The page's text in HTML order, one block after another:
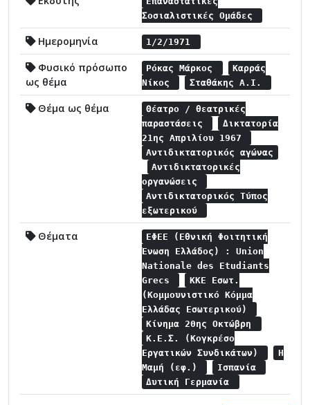
Σοσιαλιστικές Ομάδες
Ημερομηνία 1/2/1971
Φυσικό πρόσωπο
ως θέμα
Ρόκας Μάρκος
Καρράς
Νίκος
Σταθάκης Α.Ι.
Θέμα ως θέμα
Θέατρο / θεατρικές
παραστάσεις
Δικτατορία
21ης Απριλίου 1967
Αντιδικτατορικός αγώνας
Αντιδικτατορικές
οργανώσεις
Αντιδικτατορικός Τύπος
εξωτερικού
Θέματα
ΕΦΕΕ (Εθνική Φοιτητική
Ένωση Ελλάδος) : Union
Nationale des Etudiants
Grecs
ΚΚΕ Εσωτ.
(Κομμουνιστικό Κόμμα
Ελλάδας Εσωτερικού)
Κίνημα 20ης Οκτώβρη
Κ.Ε.Σ. (Κογκρέσο
Εργατικών Συνδικάτων)
Η
Μαμή (εφ.)
Ισπανία
Δυτική Γερμανία